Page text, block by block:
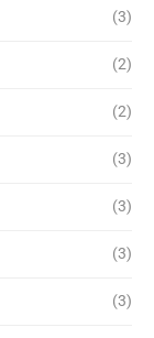
(3)
(2)
(2)
(3)
(3)
(3)
(3)